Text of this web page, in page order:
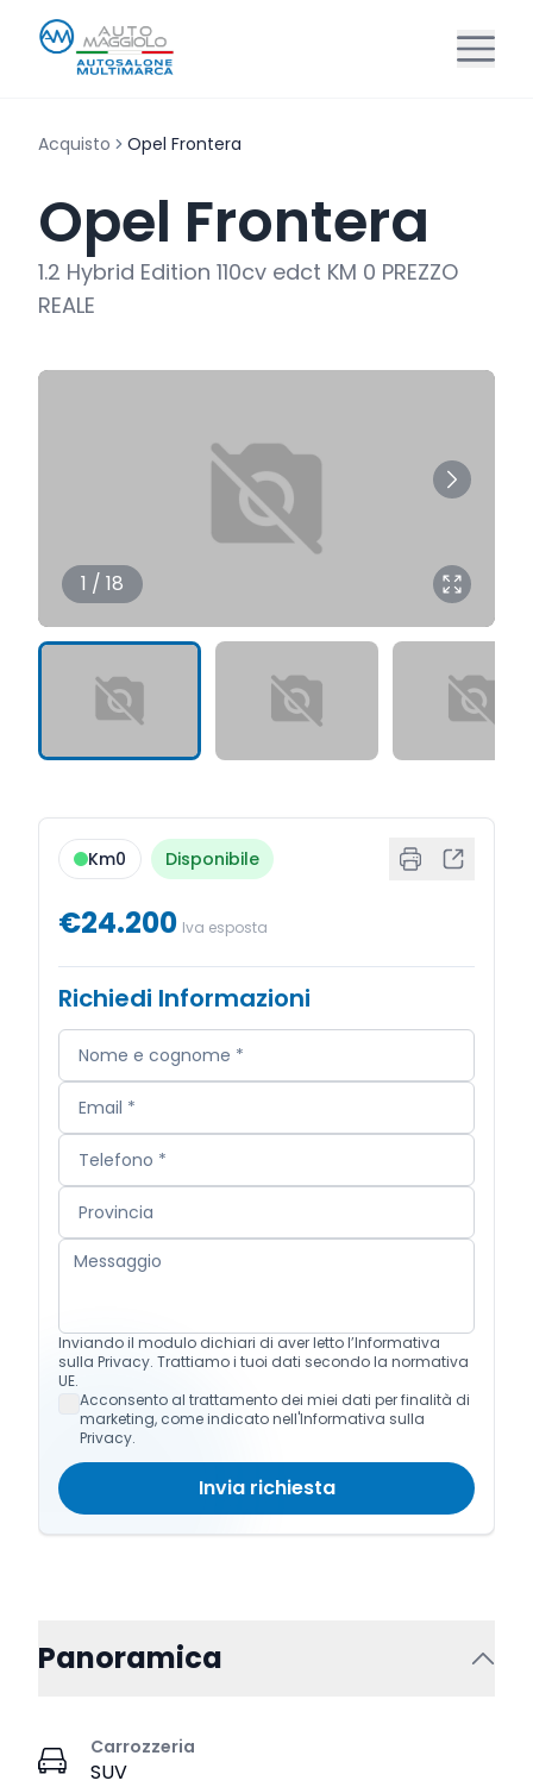
Acquisto Opel Frontera
Opel Frontera
1.2 Hybrid Edition 110cv edct KM 0 PREZZO
REALE
1 / 18
Km0 Disponibile
€24.200 Iva esposta
Richiedi Informazioni
Inviando il modulo dichiari di aver letto l’Informativa
sulla Privacy. Trattiamo i tuoi dati secondo la normativa
UE.
Acconsento al trattamento dei miei dati per finalità di
marketing, come indicato nell'Informativa sulla
Privacy.
Invia richiesta
Panoramica
Carrozzeria
SUV